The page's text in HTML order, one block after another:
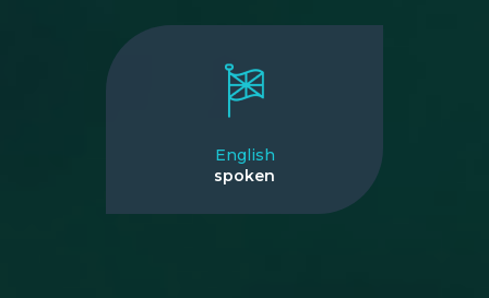
English
spoken